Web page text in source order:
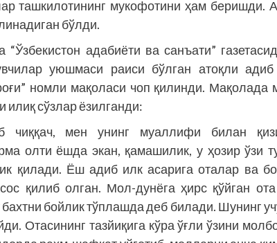
ташкилотининг мукофотини ҳам беришди.
бўлди.
адабиёти ва санъати”
уюшмаси раиси бўлган атоқли
номли мақоласи чоп қилинди. Мақолада
илиқ сўзлар ёзилганди:
чиққач, мен унинг муаллифи билан
олти ёшда экан, қамашилик, у ҳозир ўзи
қилади. Ёш адиб илк асарига оталар ва
қилиб олган. Мол-дунёга ҳирс қўйган
бахтни бойлик тўплашда деб билади. Шунинг
Отасининг тазйиқига кўра ўғли ўзини